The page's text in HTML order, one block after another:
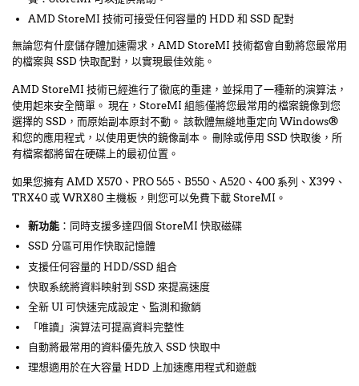
AMD StoreMI 技術可接受任何容量的 HDD 和 SSD 配對
無論您有什麼儲存體加速需求，AMD StoreMI 技術都會自動將您最常用
的檔案與 SSD 快取配對，以實現最佳效能。
AMD StoreMI 技術已經進行了徹底的重建，並採用了一種新的演算法，
使用起來安全簡單。 現在，StoreMI 組態僅將您最常用的檔案鏡像到您
選擇的 SSD，而原始副本原封不動。 該軟體無縫地重定向 Windows®
和您的應用程式，以使用更快的鏡像副本。 刪除或停用 SSD 快取後，所
有檔案都將留在硬碟上的最初位置。
如果您擁有 AMD X570、PRO 565、B550、A520、400 系列、X399、
TRX40 或 WRX80 主機板，則您可以免費下載 StoreMI。
新功能 ：同時支援多達四個 StoreMI 快取磁碟
SSD 分區可用作快取記憶體
支援任何容量的 HDD/SSD 組合
快取系統將資料映射到 SSD 來提高速度
全新 UI 可快速完成設定、監測和撤銷
「唯讀」演算法可提高資料完整性
自動將最常用的資料優先放入 SSD 快取中
理想適用於在大容量 HDD 上加速應用程式和遊戲